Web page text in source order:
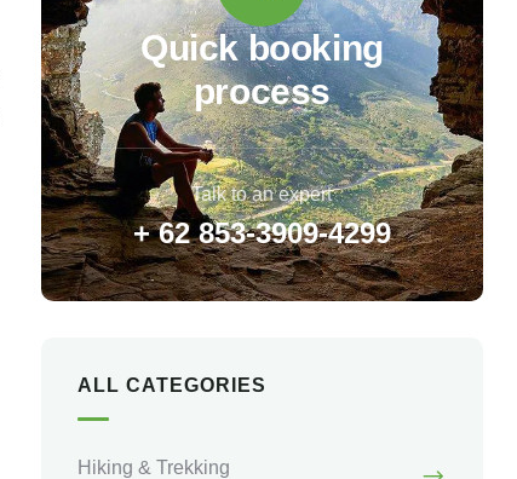
Quick booking
process
Talk to an expert
+ 62 853-3909-4299
ALL CATEGORIES
Hiking & Trekking